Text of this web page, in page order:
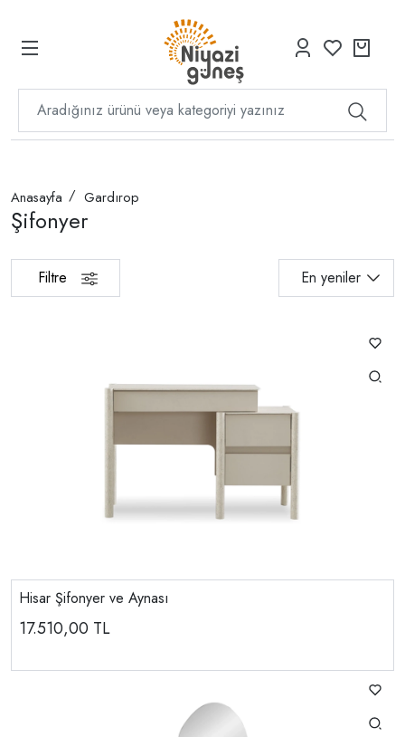
Anasayfa Gardırop
Şifonyer
Filtre En yeniler
Hisar Şifonyer ve Aynası
17.510,00 TL